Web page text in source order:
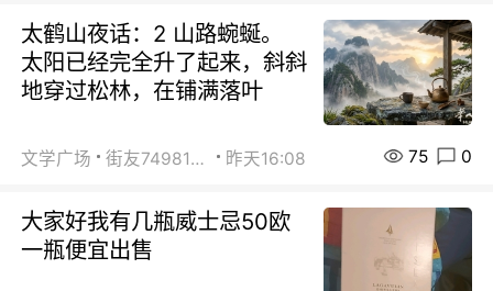
太鹤山夜话：2 山路蜿蜒。
太阳已经完全升了起来，斜斜
地穿过松林，在铺满落叶
文学广场 街友74981146 昨天16:08 75 0
大家好我有几瓶威士忌50欧
一瓶便宜出售